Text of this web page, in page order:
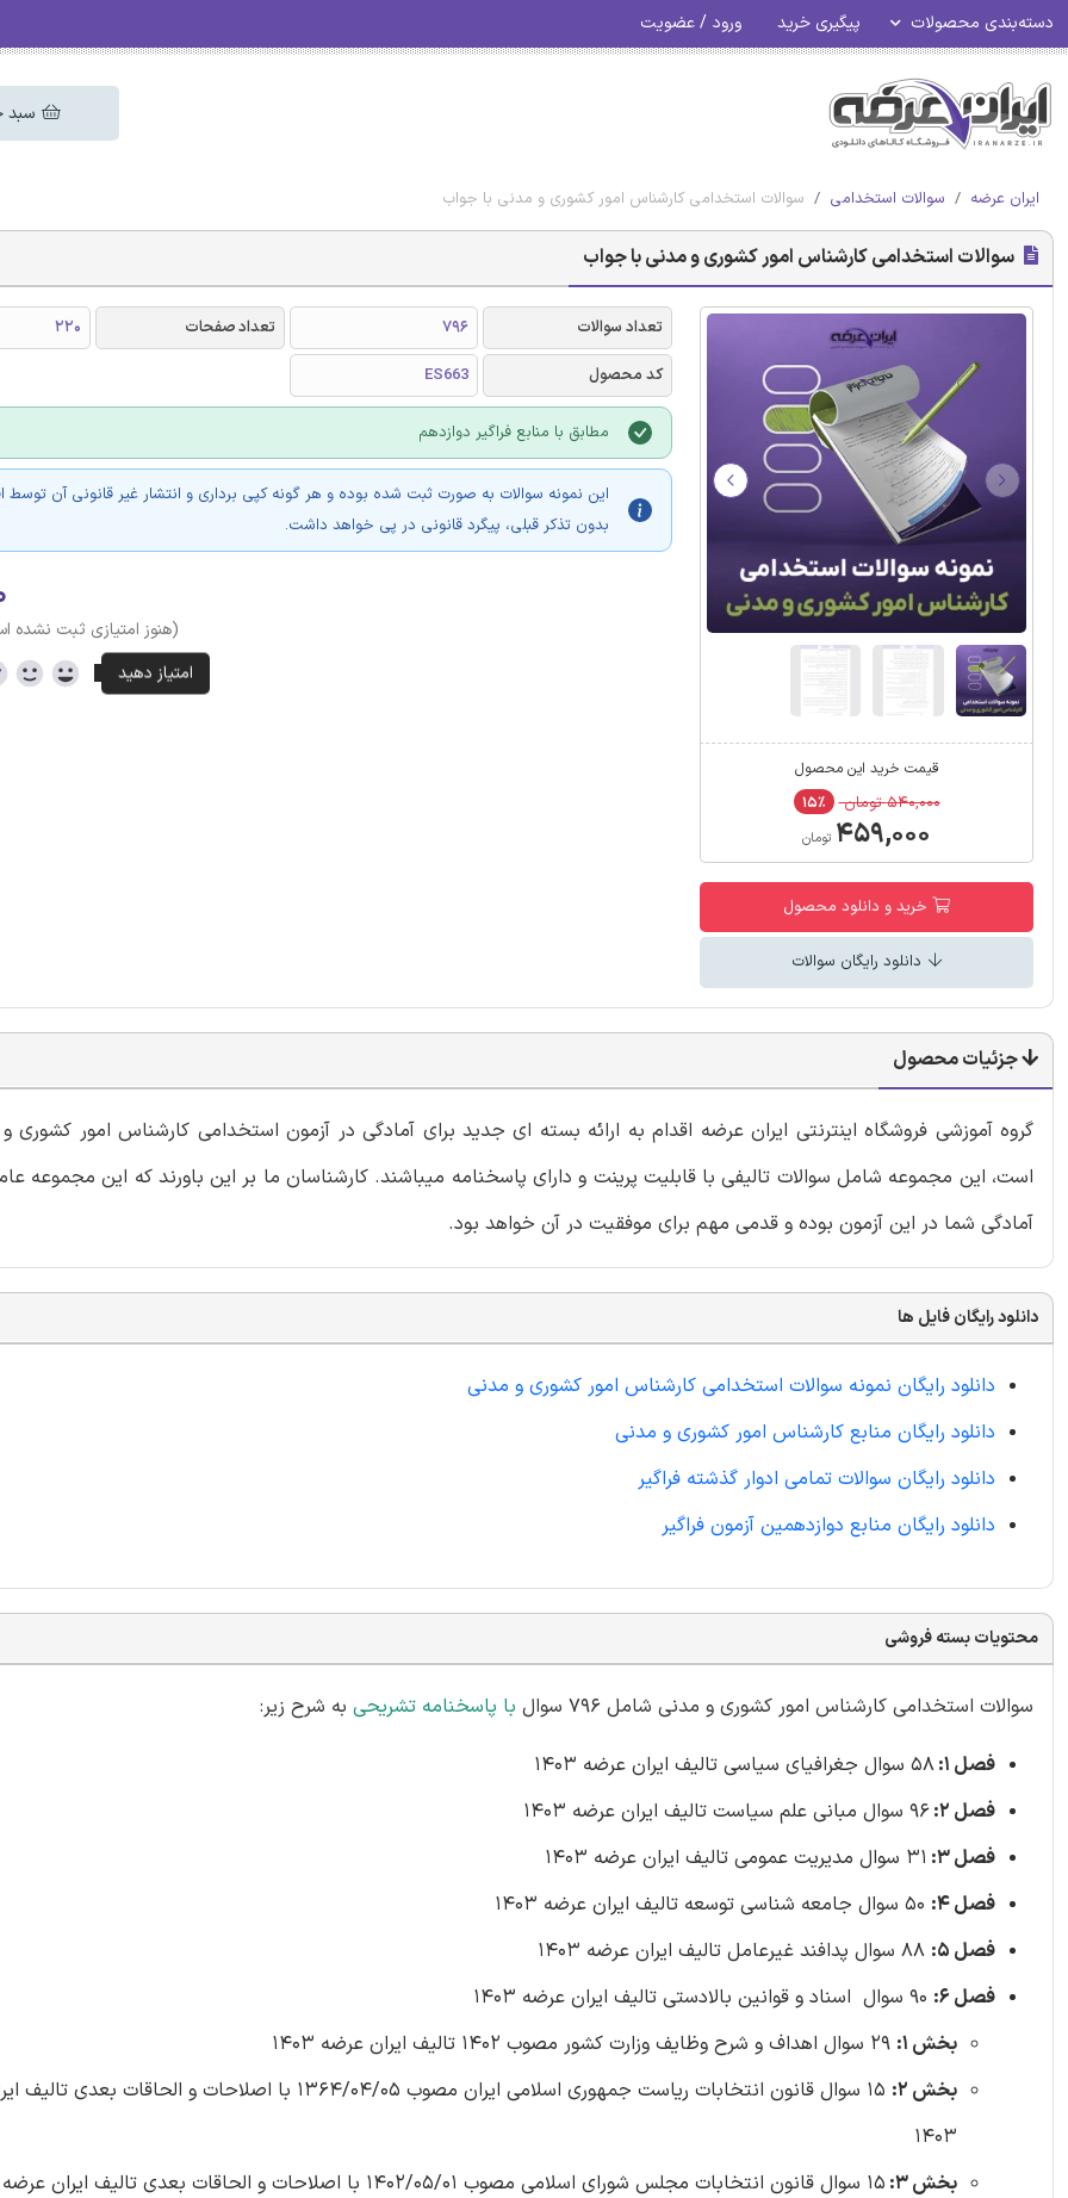
دسته‌بندی محصولات پیگیری خرید ورود / عضویت
سبد
ایران عرضه سوالات استخدامی سوالات استخدامی کارشناس امور کشوری و مدنی با جواب
سوالات استخدامی کارشناس امور کشوری و مدنی با جواب
قیمت خرید این محصول
۵۴۰,۰۰۰ تومان ۱۵٪
۴۵۹,۰۰۰ تومان
خرید و دانلود محصول
دانلود رایگان سوالات
تعداد سوالات 796 تعداد صفحات
220
کد محصول
ES663
مطابق با منابع فراگیر دوازدهم
این نمونه سوالات به صورت ثبت شده بوده و هر گونه کپی برداری و انتشار غیر قانونی آن توسط
بدون تذکر قبلی، پیگرد قانونی در پی خواهد داشت.
(هنوز امتیازی ثبت نشده
جزئیات محصول
گروه آموزشی فروشگاه اینترنتی ایران عرضه اقدام به ارائه بسته ای جدید برای آمادگی در آزمون استخدامی کارشناس امور کشوری
است، این مجموعه شامل سوالات تالیفی با قابلیت پرینت و دارای پاسخنامه میباشند. کارشناسان ما بر این باورند که این مجموعه
آمادگی شما در این آزمون بوده و قدمی مهم برای موفقیت در آن خواهد بود.
دانلود رایگان فایل ها
دانلود رایگان نمونه سوالات استخدامی کارشناس امور کشوری و مدنی
دانلود رایگان منابع کارشناس امور کشوری و مدنی
دانلود رایگان سوالات تمامی ادوار گذشته فراگیر
دانلود رایگان منابع دوازدهمین آزمون فراگیر
محتویات بسته فروشی
سوالات استخدامی کارشناس امور کشوری و مدنی شامل 796 سوال با پاسخنامه تشریحی به شرح زیر:
فصل 1:
58 سوال جغرافیای سیاسی تالیف ایران عرضه 1403
فصل 2:
96 سوال مبانی علم سیاست تالیف ایران عرضه 1403
فصل 3:
31 سوال مدیریت عمومی تالیف ایران عرضه 1403
فصل 4:
فصل 5:
فصل 6:
بخش 1:
بخش 2:
15 سوال ‌قانون انتخابات ریاست جمهوری اسلامی ایران مصوب 1364/04/05 با اصلاحات و
1403
بخش 3:
15 سوال قانون انتخابات مجلس شورای اسلامی مصوب 1402/05/01 با اصلاحات و الحاقات بعدی تالیف ایران عرضه 1403